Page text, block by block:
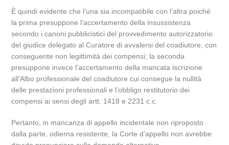
È quindi evidente che l’una sia incompatibile con l’altra poiché
la prima presuppone l’accertamento della insussistenza
secondo i canoni pubblicistici del provvedimento autorizzatorio
del giudice delegato al Curatore di avvalersi del coadiutore, con
conseguente non legittimità dei compensi; la seconda
presuppone invece l’accertamento della mancata iscrizione
all’Albo professionale del coadiutore cui consegue la nullità
delle prestazioni professionali e l’obbligo restitutorio dei
compensi ai sensi degli artt. 1418 e 2231 c.c.
Pertanto, in mancanza di appello incidentale non riproposto
dalla parte, odierna resistente, la Corte d’appello non avrebbe